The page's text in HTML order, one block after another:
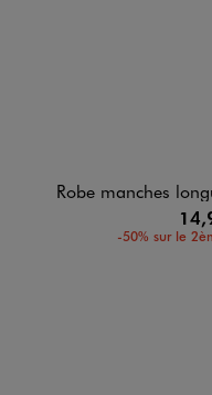
Robe manches longues
-50% sur le